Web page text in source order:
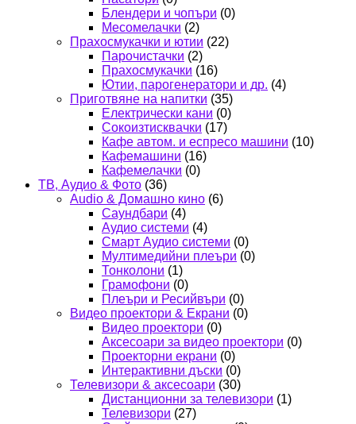
Блендери и чопъри (0)
Месомелачки (2)
Прахосмукачки и ютии (22)
Парочистачки (2)
Прахосмукачки (16)
Ютии, парогенератори и др. (4)
Приготвяне на напитки (35)
Електрически кани (0)
Сокоизтисквачки (17)
Кафе автом. и еспресо машини (10)
Кафемашини (16)
Кафемелачки (0)
ТВ, Аудио & Фото (36)
Audio & Домашно кино (6)
Саундбари (4)
Аудио системи (4)
Смарт Аудио системи (0)
Мултимедийни плеъри (0)
Тонколони (1)
Грамофони (0)
Плеъри и Ресийвъри (0)
Видео проектори & Екрани (0)
Видео проектори (0)
Аксесоари за видео проектори (0)
Проекторни екрани (0)
Интерактивни дъски (0)
Телевизори & аксесоари (30)
Дистанционни за телевизори (1)
Телевизори (27)